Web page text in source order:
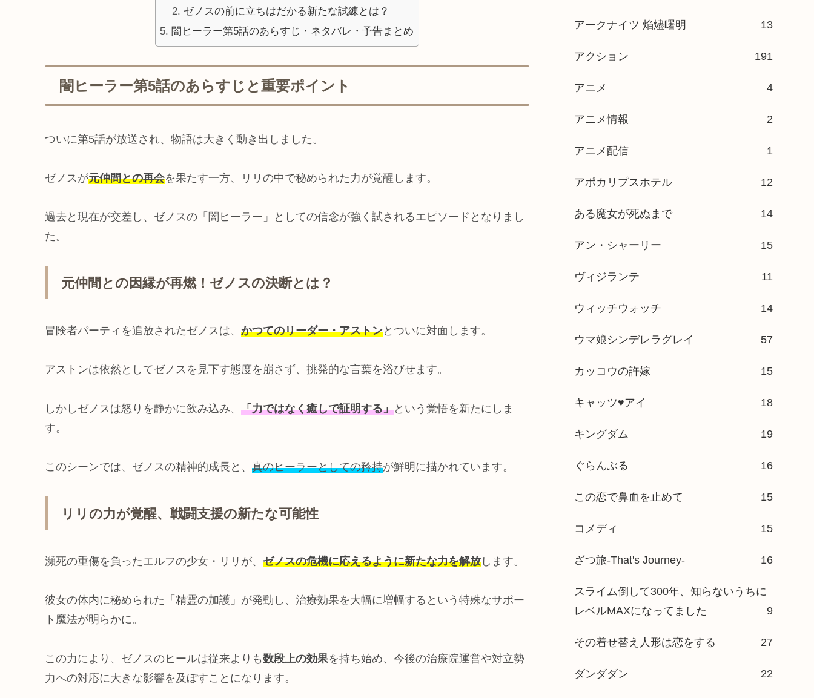
ゼノスの前に立ちはだかる新たな試練とは？
闇ヒーラー第5話のあらすじ・ネタバレ・予告まとめ
闇ヒーラー第5話のあらすじと重要ポイント
ついに第5話が放送され、物語は大きく動き出しました。
ゼノスが元仲間との再会を果たす一方、リリの中で秘められた力が覚醒します。
過去と現在が交差し、ゼノスの「闇ヒーラー」としての信念が強く試されるエピソードとなりまし
た。
元仲間との因縁が再燃！ゼノスの決断とは？
冒険者パーティを追放されたゼノスは、 かつてのリーダー・アストンとついに対面します。
アストンは依然としてゼノスを見下す態度を崩さず、挑発的な言葉を浴びせます。
しかしゼノスは怒りを静かに飲み込み、 「力ではなく癒しで証明する」という覚悟を新たにしま
す。
このシーンでは、ゼノスの精神的成長と、 真のヒーラーとしての矜持が鮮明に描かれています。
リリの力が覚醒、戦闘支援の新たな可能性
瀕死の重傷を負ったエルフの少女・リリが、 ゼノスの危機に応えるように新たな力を解放 します。
彼女の体内に秘められた「精霊の加護」が発動し、治療効果を大幅に増幅するという特殊なサポー
ト魔法が明らかに。
この力により、ゼノスのヒールは従来よりも数段上の効果を持ち始め、今後の治療院運営や対立勢
力への対応に大きな影響を及ぼすことになります。
アークナイツ 焔燼曙明 13
アクション 191
アニメ 4
アニメ情報 2
アニメ配信 1
アポカリプスホテル 12
ある魔女が死ぬまで 14
アン・シャーリー 15
ヴィジランテ 11
ウィッチウォッチ 14
ウマ娘シンデレラグレイ 57
カッコウの許嫁 15
キャッツ♥アイ 18
キングダム 19
ぐらんぶる 16
この恋で鼻血を止めて 15
コメディ 15
ざつ旅-That's Journey- 16
スライム倒して300年、知らないうちに
レベルMAXになってました
9
その着せ替え人形は恋をする 27
ダンダダン 22